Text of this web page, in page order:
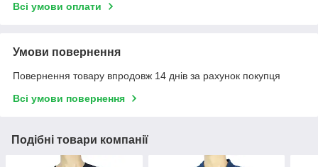
Всі умови оплати
Умови повернення
Повернення товару впродовж 14 днів за рахунок покупця
Всі умови повернення
Подібні товари компанії